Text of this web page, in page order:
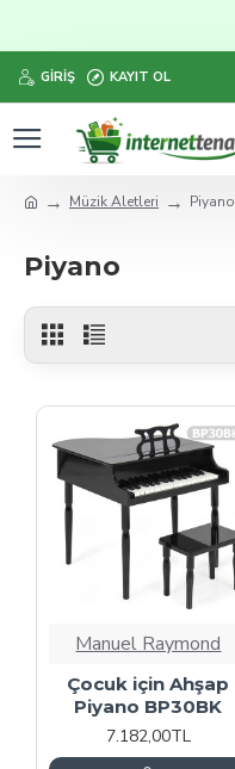
GIRIŞ KAYIT OL
Müzik Aletleri Piyano
Piyano
Manuel Raymond
Çocuk için Ahşap
Piyano BP30BK
7.182,00TL